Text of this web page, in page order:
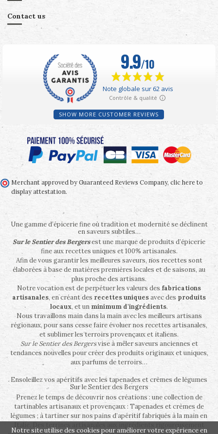
Contact us
SHOW MORE CUSTOMER REVIEWS
Merchant approved by Guaranteed Reviews Company, clic here to
display attestation.
Une gamme d’épicerie fine où tradition et modernité se déclinent
en saveurs subtiles…
Sur le Sentier des Bergersest une marque de produits d’épicerie
fine aux recettes uniques et 100% artisanales.
Afin de vous garantir les meilleures saveurs, nos recettes sont
élaborées à base de matières premières locales et de saisons, au
plus proche des artisans.
Notre vocation est de perpétuer les valeurs des fabrications
artisanales, en créant des recettes uniquesavec des produits
locaux, et un minimum d'ingrédients.
Nous travaillons main dans la main avec les meilleurs artisans
régionaux, pour sans cesse faire évoluer nos recettes artisanales,
et sublimer les terroirs provençaux et italiens.
Sur le Sentier des Bergersvise à mêler saveurs anciennes et
tendances nouvelles pour créer des produits originaux et uniques,
aux parfums de terroirs…
Ensoleillez vos apéritifs avec les tapenades et crèmes de légumes
Sur le Sentier des Bergers
Prenez le temps de découvrir nos créations : une collection de
tartinables artisanaux et provençaux : Tapenades et crèmes de
légumes ; à tartiner sur nos pains d’apéritif fabriqués à la main en
Notre site utilise des cookies pour améliorer votre expérience en